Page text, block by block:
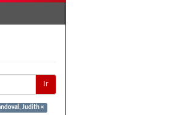
Ir
Judith ×